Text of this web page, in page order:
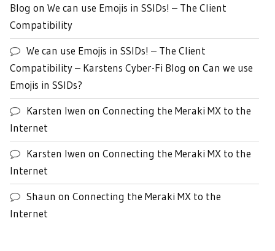
Blog on We can use Emojis in SSIDs! – The Client
Compatibility
We can use Emojis in SSIDs! – The Client
Compatibility – Karstens Cyber-Fi Blog on Can we use
Emojis in SSIDs?
Karsten Iwen on Connecting the Meraki MX to the
Internet
Karsten Iwen on Connecting the Meraki MX to the
Internet
Shaun on Connecting the Meraki MX to the
Internet